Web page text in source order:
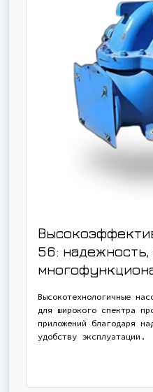
56:
Высокотехнологичные
для широкого спектра
приложений благодаря
удобству эксплуатации.